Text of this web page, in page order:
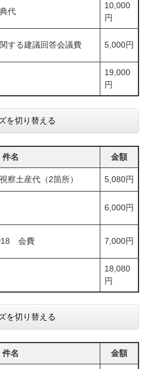
代
10,000
円
する建議回答会議費 5,000円
19,000
円
を切り替える
件名 金額
察土産代（2箇所） 5,080円
6,000円
会費 7,000円
18,080
円
を切り替える
件名 金額